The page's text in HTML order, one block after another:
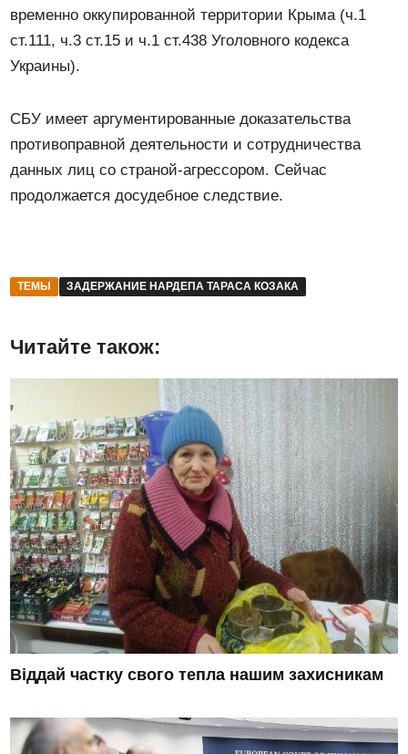
временно оккупированной территории Крыма (ч.1
ст.111, ч.3 ст.15 и ч.1 ст.438 Уголовного кодекса
Украины).
СБУ имеет аргументированные доказательства
противоправной деятельности и сотрудничества
данных лиц со страной-агрессором. Сейчас
продолжается досудебное следствие.
ТЕМЫ ЗАДЕРЖАНИЕ НАРДЕПА ТАРАСА КОЗАКА
Читайте також:
Віддай частку свого тепла нашим захисникам